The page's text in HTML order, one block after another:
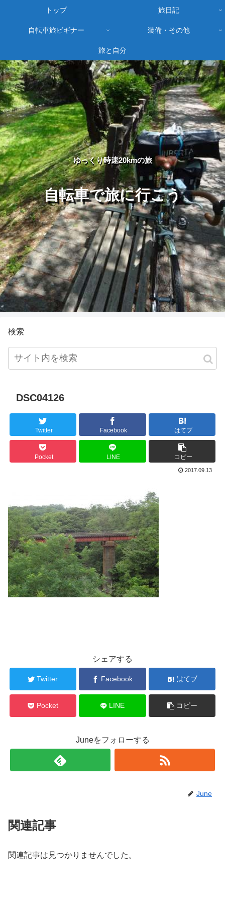
ゆっくり時速20kmの旅
自転車で旅に行こう
トップ 旅日記
自転車旅ビギナー 装備・その他
旅と自分
検索
DSC04126
Twitter Facebook はてブ
Pocket LINE コピー
2017.09.13
シェアする
Twitter Facebook はてブ
Pocket LINE コピー
Juneをフォローする
June
関連記事
関連記事は見つかりませんでした。